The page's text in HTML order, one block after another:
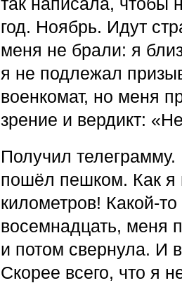
год. Ноябрь. Идут
меня не брали: я
я не подлежал
военкомат, но меня
зрение и вердикт:
Получил
пошёл пешком. Как я
километров! Какой-
восемнадцать, меня
и потом свернула. И
Скорее всего, что я